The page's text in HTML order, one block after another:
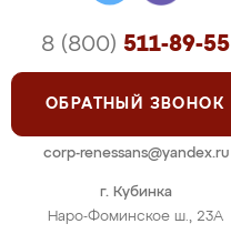
г. Кубинка
Наро-Фоминское ш., 23А
8 (800) 511-89-55
ОБРАТНЫЙ ЗВОНОК
corp-renessans@yandex.ru